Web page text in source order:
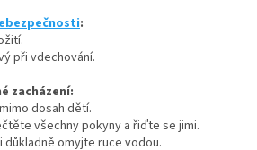
:
při vdechování.
zacházení:
dosah dětí.
všechny pokyny a řiďte se jimi.
důkladně omyjte ruce vodou.